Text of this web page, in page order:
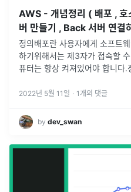
AWS - 개념정리 ( 배포 ,
버 만들기 , Back 서버 연
정의배포란 사용자에게 소프트
하기위해서는 제3자가 접속할
퓨터는 항상 켜져있어야 합니다
는것을 호스팅이라고 ...
2022년 5월 11일 · 1 개의 댓글
by dev_swan